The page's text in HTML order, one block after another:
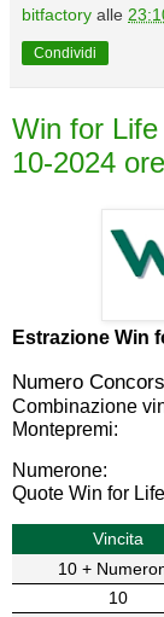
bitfactory alle
Condividi
Win for
10-2024
Estrazione Win
Numero
Combinazione
Montepremi:
Numerone:
Quote Win for Life
Vincita
10 +
10